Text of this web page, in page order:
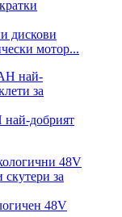
дискови
мотор...
добрият
48V